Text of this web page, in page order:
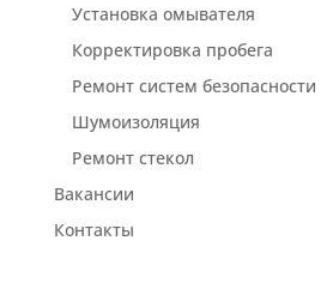
Установка омывателя
Корректировка пробега
Ремонт систем безопасности
Шумоизоляция
Ремонт стекол
Вакансии
Контакты